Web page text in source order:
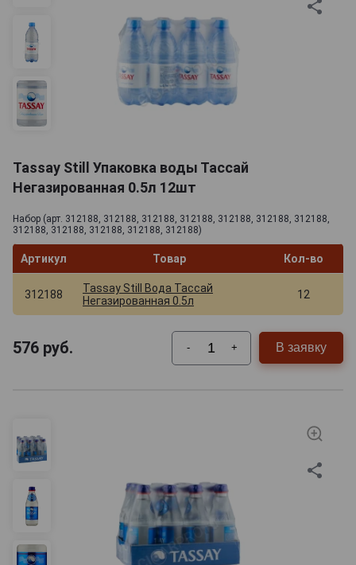
Tassay Still Упаковка воды Тассай
Негазированная 0.5л 12шт
Набор (арт. 312188, 312188, 312188, 312188, 312188, 312188, 312188,
312188, 312188, 312188, 312188, 312188)
Артикул Товар Кол-во
312188
Tassay Still Вода Тассай
Негазированная 0.5л
12
576 руб. - + В заявку